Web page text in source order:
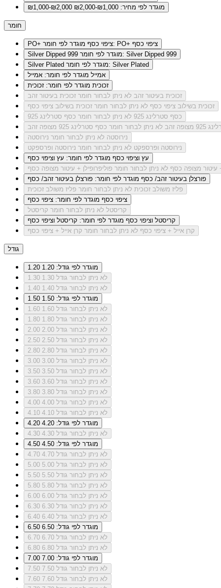
₪1,000-₪2,000
מוגדר לפי מחיר: ₪1,000-₪2,000
חומר
PO+ ציפוי כסף
מוגדר לפי חומר: PO+ ציפוי כסף
Silver Dipped 999
מוגדר לפי חומר: Silver Dipped 999
Silver Plated
מוגדר לפי חומר: Silver Plated
אמייל מוגדר לפי חומר: אמייל
זכוכית מוגדר לפי חומר: זכוכית
זכוכית בעיטור זהב לא ניתן לבחור חומר זכוכית בעיטור זהב
זכוכית בשילוב ציפוי כסף לא ניתן לבחור חומר זכוכית בשילוב ציפוי כסף
כסף סטרלינג 925
לא ניתן לבחור חומר כסף סטרלינג 925
זהב
לא ניתן לבחור חומר כסף סטרלינג 925 מצופה זהב
נירוסטה לא ניתן לבחור חומר נירוסטה
נירוסטה ופרספקט לא ניתן לבחור חומר נירוסטה ופרספקט
עץ וציפוי כסף מוגדר לפי חומר: עץ וציפוי כסף
עיטור מצופה כסף לא ניתן לבחור חומר פוליפרופילן + עיטור מצופה כסף
פורצלן בעיטור זהב/ כסף מוגדר לפי חומר: פורצלן בעיטור זהב/ כסף
פליז משולב זכוכית לא ניתן לבחור חומר פליז משולב זכוכית
ציפוי כסף מוגדר לפי חומר: ציפוי כסף
קריסטל לא ניתן לבחור חומר קריסטל
קריסטל וציפוי כסף מוגדר לפי חומר: קריסטל וציפוי כסף
קרן אייל + ציפוי כסף לא ניתן לבחור חומר קרן אייל + ציפוי כסף
גודל
1.20
מוגדר לפי גודל: 1.20
1.30
לא ניתן לבחור גודל 1.30
1.40
לא ניתן לבחור גודל 1.40
1.50
מוגדר לפי גודל: 1.50
1.60
לא ניתן לבחור גודל 1.60
1.80
לא ניתן לבחור גודל 1.80
2.00
לא ניתן לבחור גודל 2.00
2.50
לא ניתן לבחור גודל 2.50
2.80
לא ניתן לבחור גודל 2.80
3.00
לא ניתן לבחור גודל 3.00
3.50
לא ניתן לבחור גודל 3.50
3.60
לא ניתן לבחור גודל 3.60
3.80
לא ניתן לבחור גודל 3.80
4.00
לא ניתן לבחור גודל 4.00
4.10
לא ניתן לבחור גודל 4.10
4.20
מוגדר לפי גודל: 4.20
4.30
לא ניתן לבחור גודל 4.30
4.50
מוגדר לפי גודל: 4.50
4.70
לא ניתן לבחור גודל 4.70
5.00
לא ניתן לבחור גודל 5.00
5.50
לא ניתן לבחור גודל 5.50
5.80
לא ניתן לבחור גודל 5.80
6.00
לא ניתן לבחור גודל 6.00
6.30
לא ניתן לבחור גודל 6.30
6.40
לא ניתן לבחור גודל 6.40
6.50
מוגדר לפי גודל: 6.50
6.70
לא ניתן לבחור גודל 6.70
6.80
לא ניתן לבחור גודל 6.80
7.00
מוגדר לפי גודל: 7.00
7.50
לא ניתן לבחור גודל 7.50
7.60
לא ניתן לבחור גודל 7.60